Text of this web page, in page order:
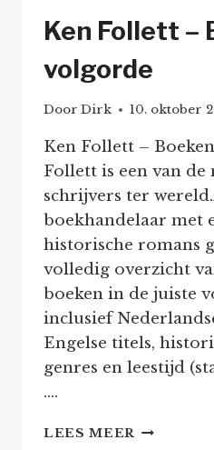
Ken Follett –
volgorde
Door Dirk 10. oktober
Ken Follett –
Follett is een van de
schrijvers ter
boekhandelaar met
historische romans
volledig overzicht
boeken in de juiste
inclusief
Engelse titels,
genres en leestijd
….
LEES MEER KEN